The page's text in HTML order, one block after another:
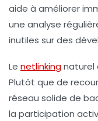
aide à améliorer
une analyse
inutiles sur des
Le netlinkingnaturel
Plutôt que de
réseau solide de
la participation